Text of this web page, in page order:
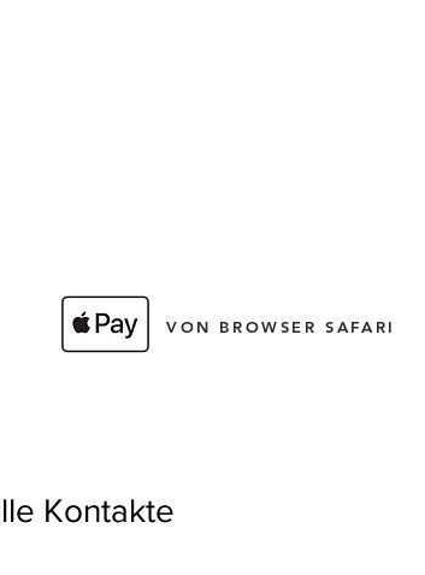
VON BROWSER SAFARI
Kontakte